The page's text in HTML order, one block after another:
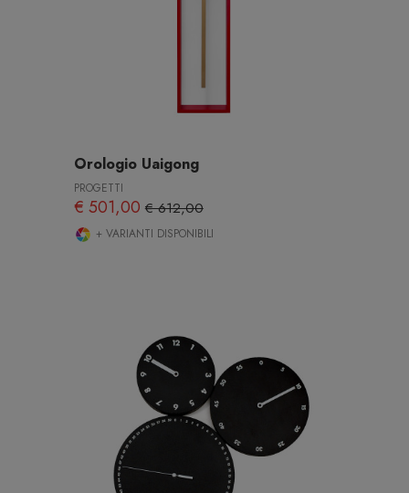
Orologio Uaigong
PROGETTI
€ 501,00€ 612,00
+ VARIANTI DISPONIBILI